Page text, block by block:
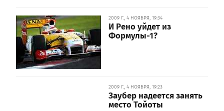
2009 Г., 4 НОЯБРЯ, 19:34
И Рено уйдет из
Формулы-1?
2009 Г., 4 НОЯБРЯ, 19:23
Заубер надеется занять
место Тойоты